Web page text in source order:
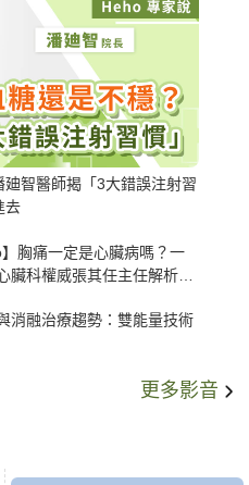
智醫師揭「3大錯誤注射習
去
】胸痛一定是心臟病嗎？一
臟科權威張其任主任解析支
消融治療趨勢：雙能量技術
更多影音